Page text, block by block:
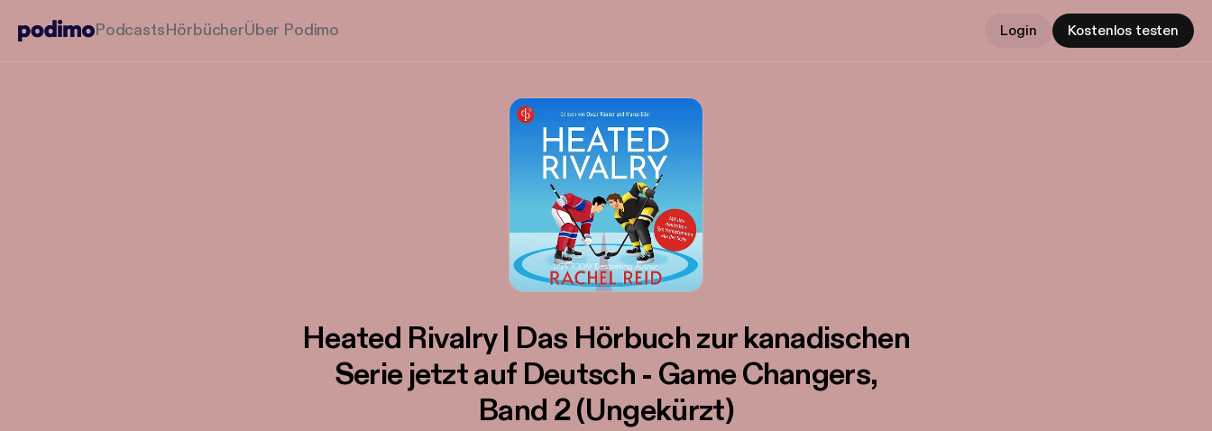
PodcastsHörbücherÜber Podimo Login Kostenlos testen
Heated Rivalry | Das Hörbuch zur kanadischen
Serie jetzt auf Deutsch - Game Changers,
Band 2 (Ungekürzt)